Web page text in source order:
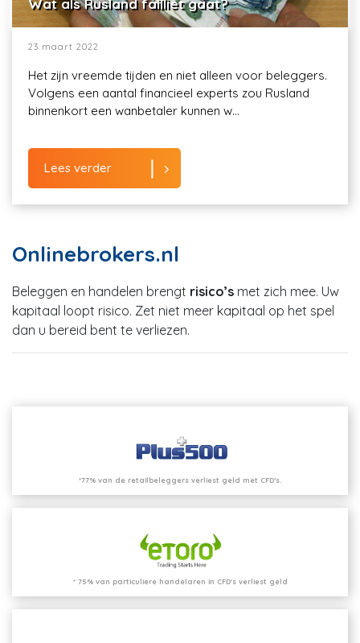
Wat als Rusland failliet gaat?
23 maart 2022
Het zijn vreemde tijden en niet alleen voor beleggers.
Volgens een aantal financieel experts zou Rusland
binnenkort een wanbetaler kunnen w...
Lees verder
Onlinebrokers.nl
Beleggen en handelen brengt risico’s met zich mee. Uw
kapitaal loopt risico. Zet niet meer kapitaal op het spel
dan u bereid bent te verliezen.
*77% van de retailbeleggers verliest geld met CFD’s.
* 75% van particuliere handelaren in CFD's verliest geld